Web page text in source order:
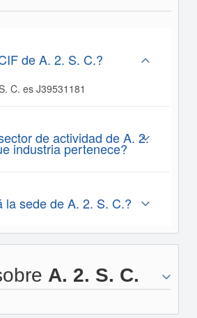
de A. 2. S. C.?
C. es J39531181
de actividad de A. 2.
industria pertenece?
la sede de A. 2. S. C.?
A. 2. S. C.